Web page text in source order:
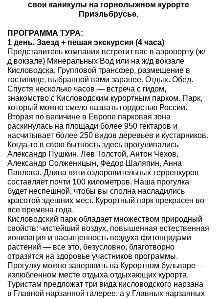
Туристическая страховка
Услуги
О компании
Отзывы
свои каникулы на горнолыжном курорте
Приэльбрусье.
ПРОГРАММА ТУРА:
1 день. Заезд + пешая экскурсия (4 часа)
Представитель компании встретит вас в аэропорту (ж/
д вокзале) Минеральных Вод или на ж/д вокзале
Кисловодска. Групповой трансфер, размещение в
гостинице, выбранной вами заранее. Отдых. Обед.
Спустя несколько часов — встреча с гидом,
знакомство с Кисловодским курортным парком. Парк,
который можно смело назвать гордостью России.
Вторая по величине в Европе парковая зона
раскинулась на площади более 950 гектаров и
насчитывает более 250 видов деревьев и кустарников.
Когда-то в свою бытность здесь прогуливались
Александр Пушкин, Лев Толстой, Антон Чехов,
Александр Солженицын, Федор Шаляпин, Анна
Павлова. Длина пяти оздоровительных терренкуров
составляет почти 100 километров. Наша прогулка
будет неспешной, чтобы вы сполна насладились
красотой здешних мест. Курортный парк прекрасен во
все времена года.
Кисловодский парк обладает множеством природный
свойств: чистейший воздух, повышенная естественная
ионизация и насыщенность воздуха фитонцидами
растений — все это, безусловно, благотворно
отразится на здоровье участников программы.
Прогулку можно завершить на Курортном бульваре —
излюбленном месте отдыха отдыхающих курорта.
Туристам предложат три вида кисловодского нарзана
в Главной нарзанной галерее, а у Главных нарзанных